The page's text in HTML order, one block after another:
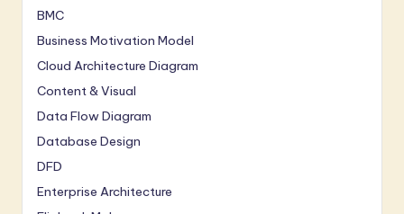
BMC
Business Motivation Model
Cloud Architecture Diagram
Content & Visual
Data Flow Diagram
Database Design
DFD
Enterprise Architecture